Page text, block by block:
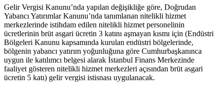
Gelir Vergisi Kanunu’nda yapılan değişikliğe göre, Doğrudan
Yabancı Yatırımlar Kanunu’nda tanımlanan nitelikli hizmet
merkezlerinde istihdam edilen nitelikli hizmet personelinin
ücretlerinin brüt asgari ücretin 3 katını aşmayan kısmı için (Endüstri
Bölgeleri Kanunu kapsamında kurulan endüstri bölgelerinde,
bölgenin yabancı yatırım yoğunluğuna göre Cumhurbaşkanınca
uygun ile katılımcı belgesi alarak İstanbul Finans Merkezinde
faaliyet gösteren nitelikli hizmet merkezleri açısından brüt asgari
ücretin 5 katı) gelir vergisi istisnası uygulanacak.